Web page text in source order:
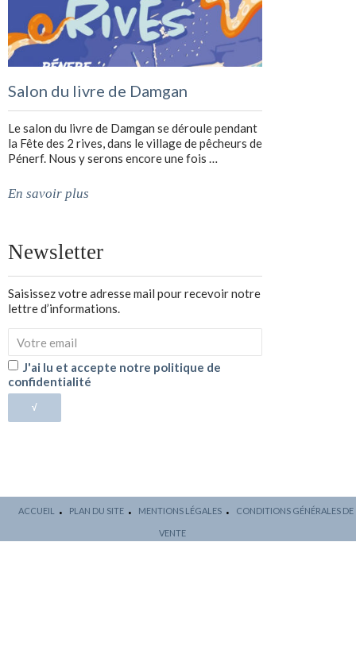
Salon du livre de Damgan
Le salon du livre de Damgan se déroule pendant
la Fête des 2 rives, dans le village de pêcheurs de
Pénerf. Nous y serons encore une fois …
En savoir plus
Newsletter
Saisissez votre adresse mail pour recevoir notre
lettre d’informations.
J'ai lu et accepte notre politique de
confidentialité
√
ACCUEIL PLAN DU SITE MENTIONS LÉGALES CONDITIONS GÉNÉRALES DE
VENTE